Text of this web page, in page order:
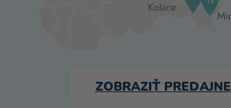
ZOBRAZIŤ PREDAJNE